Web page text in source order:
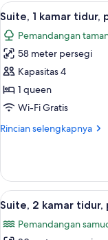
kamar
tidur,
tepi
laut
Lihat
semua
foto
untuk
Suite,
1
kamar
pemandangan
6
Suite, 1 kamar tidur,
Pemandangan
58 meter persegi
Kapasitas 4
1 queen
Wi-Fi Gratis
Rincian selengkapnya
Rincian
Suite,
kamar
pemandangan
Lihat
semua
foto
13
Suite, 2 kamar tidur,
Pemandangan